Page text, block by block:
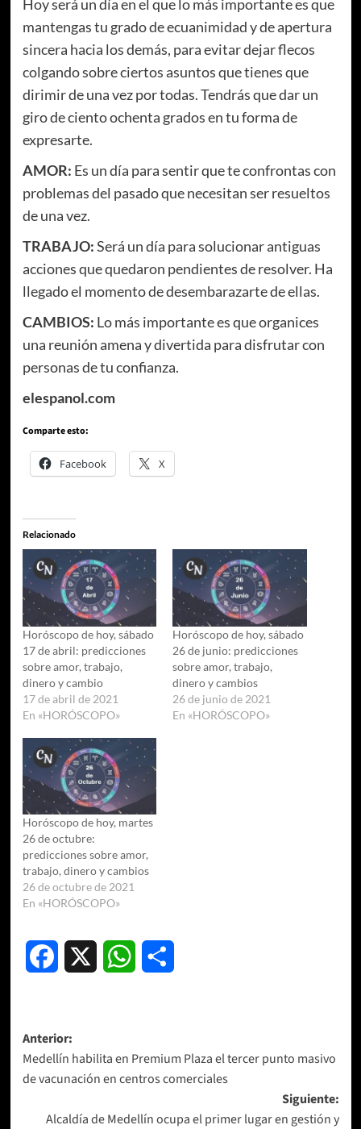
Hoy será un día en el que lo más importante es que
mantengas tu grado de ecuanimidad y de apertura
sincera hacia los demás, para evitar dejar flecos
colgando sobre ciertos asuntos que tienes que
dirimir de una vez por todas. Tendrás que dar un
giro de ciento ochenta grados en tu forma de
expresarte.
AMOR: Es un día para sentir que te confrontas con
problemas del pasado que necesitan ser resueltos
de una vez.
TRABAJO:Será un día para solucionar antiguas
acciones que quedaron pendientes de resolver. Ha
llegado el momento de desembarazarte de ellas.
CAMBIOS: Lo más importante es que organices
una reunión amena y divertida para disfrutar con
personas de tu confianza.
elespanol.com
Comparte esto:
Facebook X
Relacionado
Horóscopo de hoy, sábado
17 de abril: predicciones
sobre amor, trabajo,
dinero y cambio
17 de abril de 2021
En «HORÓSCOPO»
Horóscopo de hoy, sábado
26 de junio: predicciones
sobre amor, trabajo,
dinero y cambios
26 de junio de 2021
En «HORÓSCOPO»
Horóscopo de hoy, martes
26 de octubre:
predicciones sobre amor,
trabajo, dinero y cambios
26 de octubre de 2021
En «HORÓSCOPO»
Facebook WhatsApp
Navegación
de
entradas
Anterior:
Medellín habilita en Premium Plaza el tercer punto masivo
de vacunación en centros comerciales
Siguiente:
Alcaldía de Medellín ocupa el primer lugar en gestión y